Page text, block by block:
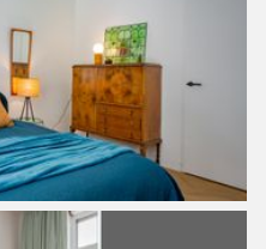
in the ‘Silver’ building in
that was completed at
on
a luxurious appearance
under the
also in the basement.
the elevators and